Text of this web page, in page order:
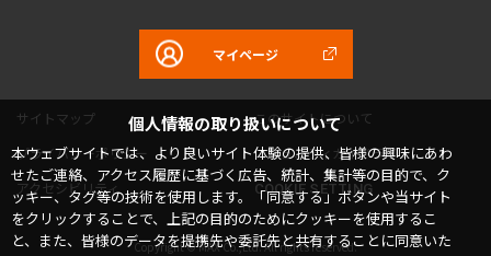
個人情報の取り扱いについて
本ウェブサイトでは、より良いサイト体験の提供、皆様の興味にあわ
せたご連絡、アクセス履歴に基づく広告、統計、集計等の目的で、ク
ッキー、タグ等の技術を使用します。「同意する」ボタンや当サイト
をクリックすることで、上記の目的のためにクッキーを使用するこ
と、また、皆様のデータを提携先や委託先と共有することに同意いた
マイページ
サイトマップ
このサイトについて
プライバシーポリシー
コミュニティガイドライン
アクセシビリティ
COOKIE SETTING
Copyright © MAX Co.,Ltd. All rights reserved.